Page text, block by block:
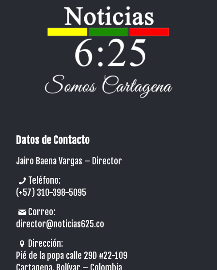
Datos de Contacto
Jairo Baena Vargas – Director
Teléfono:
(+57) 310-398-5095
Correo:
director@noticias625.co
Dirección:
Pié de la popa calle 29D #22-109
Cartagena, Bolívar – Colombia